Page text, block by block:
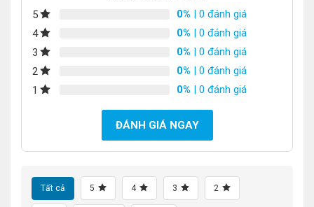
5 0% | 0 đánh giá
4
0% | 0 đánh giá
3
0% | 0 đánh giá
2
0% | 0 đánh giá
1
0% | 0 đánh giá
ĐÁNH GIÁ NGAY
Tất cả 5 4 3 2